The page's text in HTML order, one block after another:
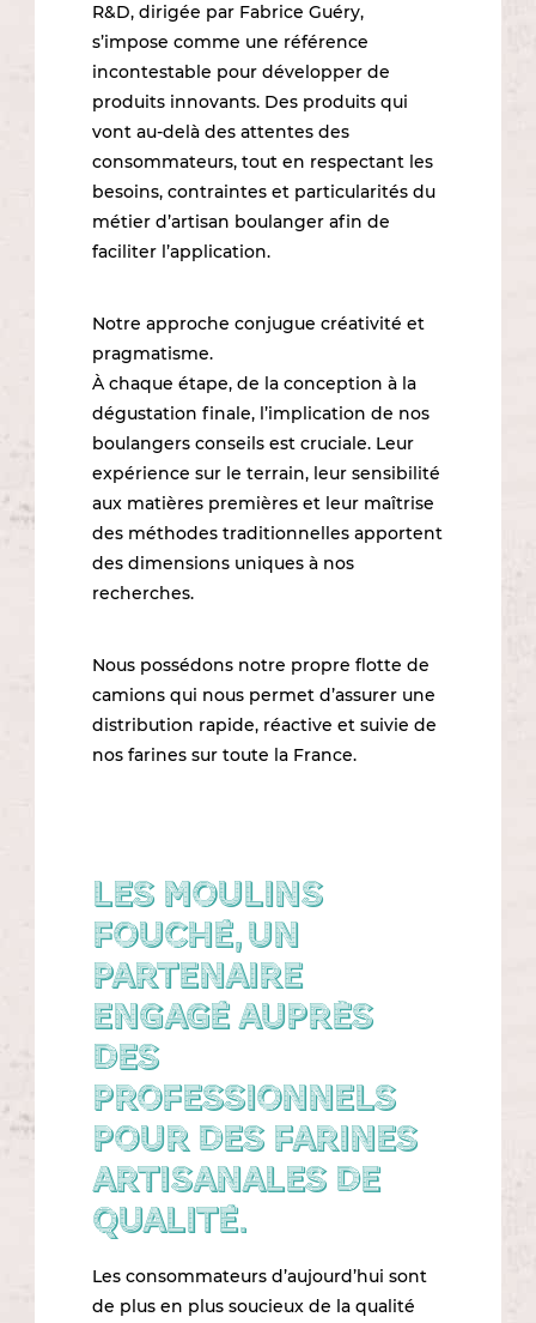
R&D, dirigée par Fabrice Guéry,
s’impose comme une référence
incontestable pour développer de
produits innovants. Des produits qui
vont au-delà des attentes des
consommateurs, tout en respectant les
besoins, contraintes et particularités du
métier d’artisan boulanger afin de
faciliter l’application.
Notre approche conjugue créativité et
pragmatisme.
À chaque étape, de la conception à la
dégustation finale, l’implication de nos
boulangers conseils est cruciale. Leur
expérience sur le terrain, leur sensibilité
aux matières premières et leur maîtrise
des méthodes traditionnelles apportent
des dimensions uniques à nos
recherches.
Nous possédons notre propre flotte de
camions qui nous permet d’assurer une
distribution rapide, réactive et suivie de
nos farines sur toute la France.
Les Moulins
Fouché, un
partenaire
engagé auprès
des
professionnels
pour des farines
artisanales de
qualité.
Les consommateurs d’aujourd’hui sont
de plus en plus soucieux de la qualité